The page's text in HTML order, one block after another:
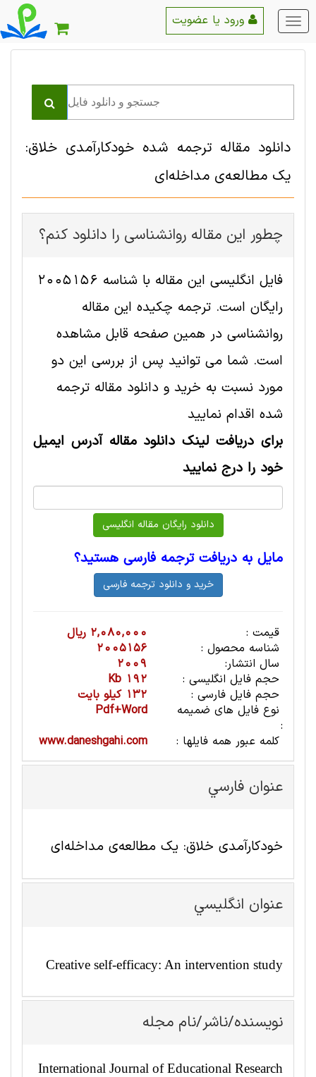
منو
اصلی
دانلود مقاله ترجمه شده خودکارآمدی خلاق:
یک مطالعه‌ی مداخله‌ای
چطور این مقاله روانشناسی را دانلود کنم؟
فایل انگلیسی این مقاله با شناسه 2005156
رایگان است. ترجمه چکیده این مقاله
روانشناسی در همین صفحه قابل مشاهده
است. شما می توانید پس از بررسی این دو
مورد نسبت به خرید و دانلود مقاله ترجمه
شده اقدام نمایید
برای دریافت لینک دانلود مقاله آدرس ایمیل
خود را درج نمایید
مایل به دریافت ترجمه فارسی هستید؟
قیمت :
2,080,000 ریال
شناسه محصول :
2005156
سال انتشار:
2009
حجم فایل انگلیسی :
192 Kb
حجم فایل فارسی :
132 کیلو بایت
نوع فایل های ضمیمه
:
Pdf+Word
کلمه عبور همه فایلها :
www.daneshgahi.com
عنوان فارسي
خودکارآمدی خلاق: یک مطالعه‌ی مداخله‌ای
عنوان انگليسي
Creative self-efficacy: An intervention study
نویسنده/ناشر/نام مجله
International Journal of Educational Research